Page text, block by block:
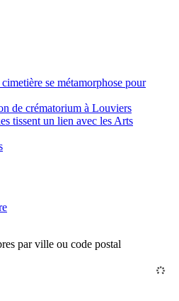
se métamorphose pour
de crématorium à Louviers
tissent un lien avec les Arts
par ville ou code postal